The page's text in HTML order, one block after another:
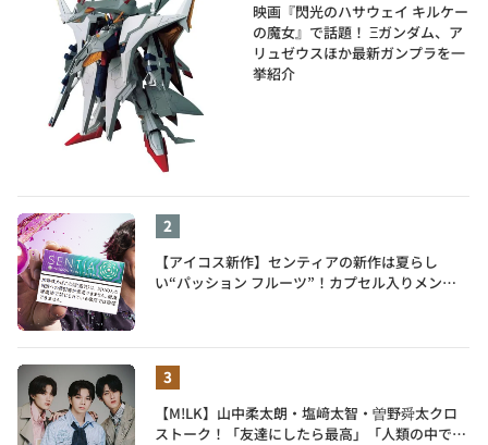
映画『閃光のハサウェイ キルケー
の魔女』で話題！ Ξガンダム、ア
リュゼウスほか最新ガンプラを一
挙紹介
【アイコス新作】センティアの新作は夏らし
い“パッション フルーツ”！カプセル入りメンソ
【M!LK】山中柔太朗・塩﨑太智・曽野舜太クロ
ストーク！「友達にしたら最高」「人類の中で桁